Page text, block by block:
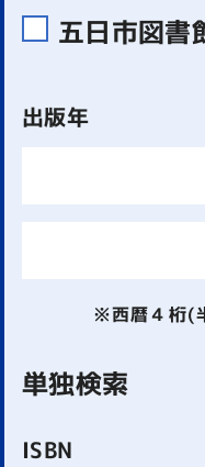
五日市図書
出版年
※西暦４桁(
単独検索
ISBN